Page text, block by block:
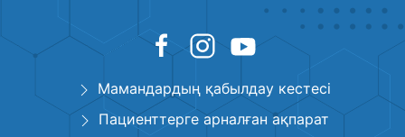
Мамандардың қабылдау кестесі
Пациенттерге арналған ақпарат